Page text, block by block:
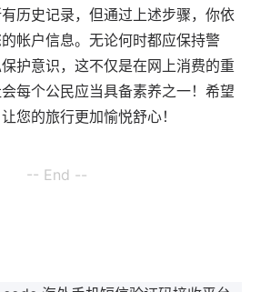
历史记录，但通过上述步骤，你依
帐户信息。无论何时都应保持警
护意识，这不仅是在网上消费的重
每个公民应当具备素养之一！希望
您的旅行更加愉悦舒心！
-- End --